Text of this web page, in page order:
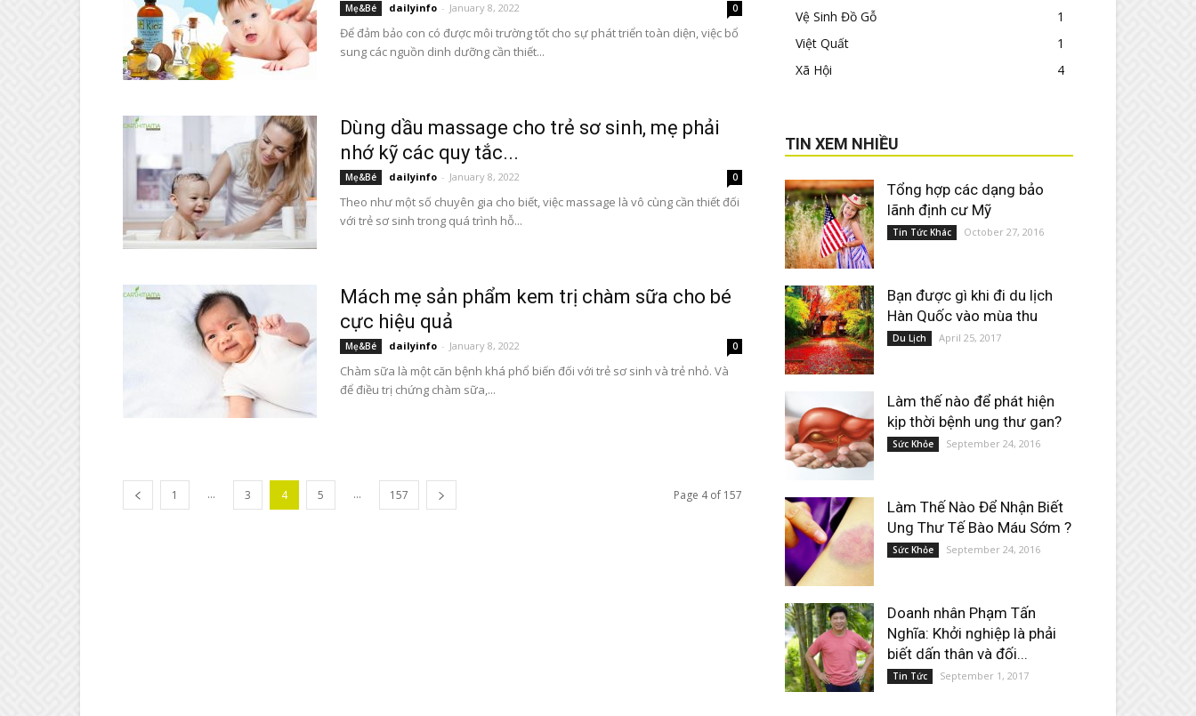
Mẹ&Bé dailyinfo - January 8, 2022 0
Để đảm bảo con có được môi trường tốt cho sự phát triển toàn diện, việc bổ
sung các nguồn dinh dưỡng cần thiết...
Dùng dầu massage cho trẻ sơ sinh, mẹ phải
nhớ kỹ các quy tắc...
Mẹ&Bé dailyinfo - January 8, 2022 0
Theo như một số chuyên gia cho biết, việc massage là vô cùng cần thiết đối
với trẻ sơ sinh trong quá trình hỗ...
Mách mẹ sản phẩm kem trị chàm sữa cho bé
cực hiệu quả
Mẹ&Bé dailyinfo - January 8, 2022 0
Chàm sữa là một căn bệnh khá phổ biến đối với trẻ sơ sinh và trẻ nhỏ. Và
để điều trị chứng chàm sữa,...
1 ... 3 4 5 ... 157 Page 4 of 157
Vệ Sinh Đồ Gỗ
1
Việt Quất
1
Xã Hội
4
TIN XEM NHIỀU
Tổng hợp các dạng bảo
lãnh định cư Mỹ
Tin Tức Khác October 27, 2016
Bạn được gì khi đi du lịch
Hàn Quốc vào mùa thu
Du Lịch April 25, 2017
Làm thế nào để phát hiện
kịp thời bệnh ung thư gan?
Sức Khỏe September 24, 2016
Làm Thế Nào Để Nhận Biết
Ung Thư Tế Bào Máu Sớm ?
Sức Khỏe September 24, 2016
Doanh nhân Phạm Tấn
Nghĩa: Khởi nghiệp là phải
biết dấn thân và đối...
Tin Tức September 1, 2017